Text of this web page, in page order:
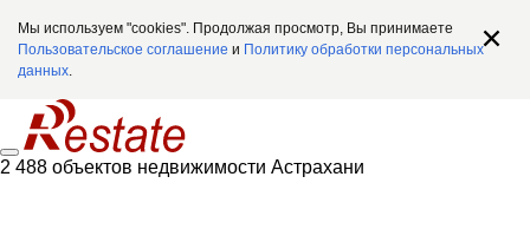
Мы используем "cookies". Продолжая просмотр, Вы принимаете
Пользовательское соглашение и Политику обработки персональных
данных.
2 488 объектов недвижимости Астрахани